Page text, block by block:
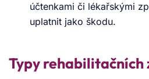
účtenkami či lékařskými
uplatnit jako škodu.
Typy rehabilitačních